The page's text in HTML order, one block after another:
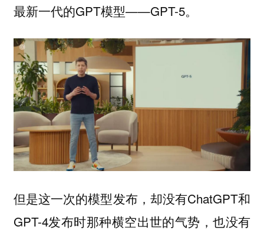
最新一代的GPT模型——GPT-5。
但是这一次的模型发布，却没有ChatGPT和
GPT-4发布时那种横空出世的气势，也没有